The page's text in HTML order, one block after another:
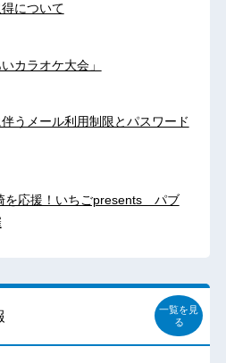
について
カラオケ大会」
うメール利用制限とパスワード
を応援！いちごpresents パブ
一覧を見
る